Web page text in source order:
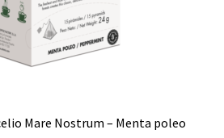
Mare Nostrum – Menta poleo